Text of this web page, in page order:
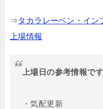
⇒タカラレーベン・イン
上場情報
上場日の参考情報です
・気配更新